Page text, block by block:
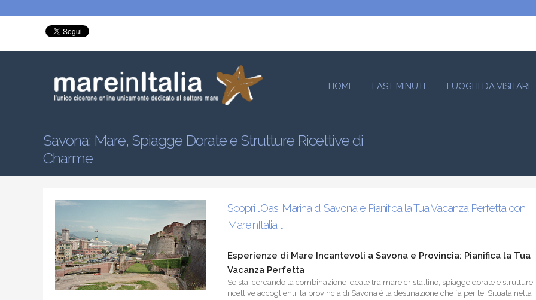
HOME LAST MINUTE LUOGHI DA VISITARE
Savona: Mare, Spiagge Dorate e Strutture Ricettive di
Charme
Scopri l'Oasi Marina di Savona e Pianifica la Tua Vacanza Perfetta con
MareinItalia.it
Esperienze di Mare Incantevoli a Savona e Provincia: Pianifica la Tua
Vacanza Perfetta
Se stai cercando la combinazione ideale tra mare cristallino, spiagge dorate e strutture
ricettive accoglienti, la provincia di Savona è la destinazione che fa per te. Situata nella